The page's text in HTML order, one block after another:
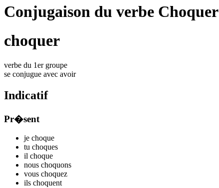
Conjugaison du verbe Choquer
choquer
verbe du 1er groupe
se conjugue avec avoir
Indicatif
Pr�sent
je choque
tu choques
il choque
nous choquons
vous choquez
ils choquent